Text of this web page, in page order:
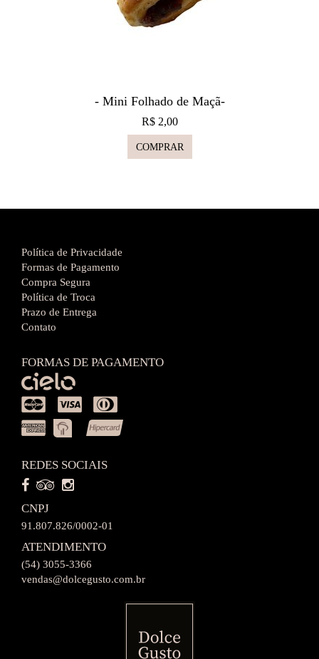
- Mini Folhado de Maçã-
R$ 2,00
COMPRAR
Política de Privacidade
Formas de Pagamento
Compra Segura
Política de Troca
Prazo de Entrega
Contato
FORMAS DE PAGAMENTO
REDES SOCIAIS
CNPJ
91.807.826/0002-01
ATENDIMENTO
(54) 3055-3366
vendas@dolcegusto.com.br